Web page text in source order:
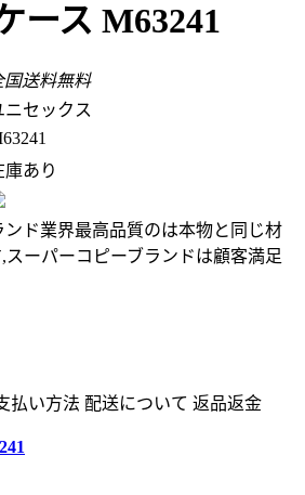
ース M63241
国送料無料
ニセックス
庫あり
ド業界最高品質のは本物と同じ材
ーパーコピーブランドは顧客満足
払い方法 配送について 返品返金